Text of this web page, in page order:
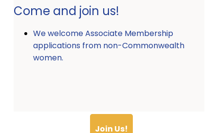
Come and join us!
We welcome Associate Membership
applications from non-Commonwealth
women.
Join Us!